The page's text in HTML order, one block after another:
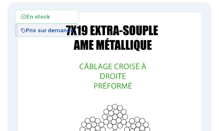
En stock
Prix sur demande